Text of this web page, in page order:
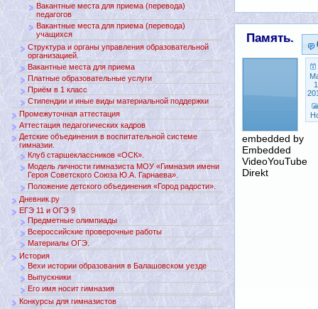
Память.
embedded by
Embedded
VideoYouTube
Direkt
Вакантные места для приема (перевода)
педагогов
Вакантные места для приема (перевода)
учащихся
Структура и органы управления образовательной
организацией.
Вакантные места для приема
Платные образовательные услуги
Приём в 1 класс
Стипендии и иные виды материальной поддержки
Промежуточная аттестация
Аттестация педагогических кадров
Детские объединения в воспитательной системе
гимназии.
Клуб старшеклассников «ОСК».
Модель личности гимназиста МОУ «Гимназия имени
Героя Советского Союза Ю.А. Гарнаева».
Положение детского объединения «Город радости».
Дневник.ру
ЕГЭ 11 и ОГЭ 9
Предметные олимпиады
Всероссийские проверочные работы
Материалы ОГЭ.
История
Вехи истории образования в Балашовском уезде
Выпускники
Его имя носит гимназия
Конкурсы для гимназистов